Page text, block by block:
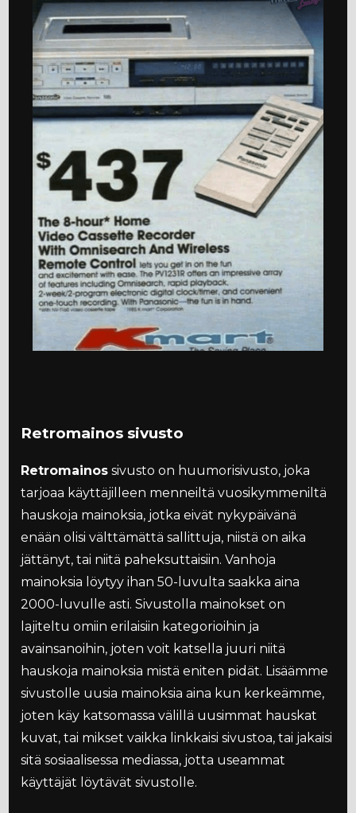
Retromainos sivusto
Retromainos sivusto on huumorisivusto, joka
tarjoaa käyttäjilleen menneiltä vuosikymmeniltä
hauskoja mainoksia, jotka eivät nykypäivänä
enään olisi välttämättä sallittuja, niistä on aika
jättänyt, tai niitä paheksuttaisiin. Vanhoja
mainoksia löytyy ihan 50-luvulta saakka aina
2000-luvulle asti. Sivustolla mainokset on
lajiteltu omiin erilaisiin kategorioihin ja
avainsanoihin, joten voit katsella juuri niitä
hauskoja mainoksia mistä eniten pidät. Lisäämme
sivustolle uusia mainoksia aina kun kerkeämme,
joten käy katsomassa välillä uusimmat hauskat
kuvat, tai mikset vaikka linkkaisi sivustoa, tai jakaisi
sitä sosiaalisessa mediassa, jotta useammat
käyttäjät löytävät sivustolle.